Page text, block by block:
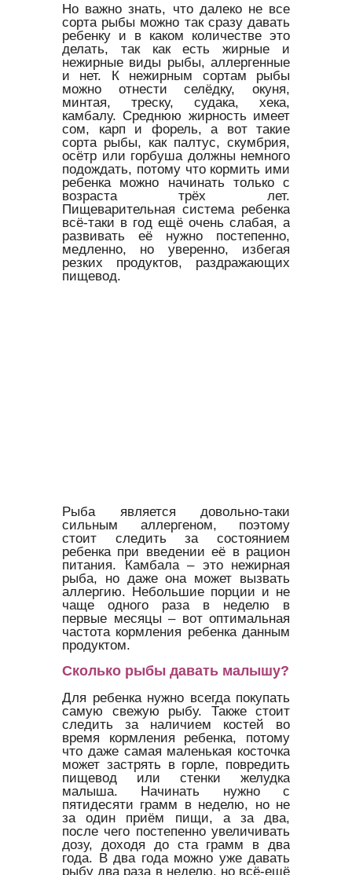
Но важно знать, что далеко не все
сорта рыбы можно так сразу давать
ребенку и в каком количестве это
делать, так как есть жирные и
нежирные виды рыбы, аллергенные
и нет. К нежирным сортам рыбы
можно отнести селёдку, окуня,
минтая, треску, судака, хека,
камбалу. Среднюю жирность имеет
сом, карп и форель, а вот такие
сорта рыбы, как палтус, скумбрия,
осётр или горбуша должны немного
подождать, потому что кормить ими
ребенка можно начинать только с
возраста трёх лет.
Пищеварительная система ребенка
всё-таки в год ещё очень слабая, а
развивать её нужно постепенно,
медленно, но уверенно, избегая
резких продуктов, раздражающих
пищевод.
Рыба является довольно-таки
сильным аллергеном, поэтому
стоит следить за состоянием
ребенка при введении её в рацион
питания. Камбала – это нежирная
рыба, но даже она может вызвать
аллергию. Небольшие порции и не
чаще одного раза в неделю в
первые месяцы – вот оптимальная
частота кормления ребенка данным
продуктом.
Сколько рыбы давать малышу?
Для ребенка нужно всегда покупать
самую свежую рыбу. Также стоит
следить за наличием костей во
время кормления ребенка, потому
что даже самая маленькая косточка
может застрять в горле, повредить
пищевод или стенки желудка
малыша. Начинать нужно с
пятидесяти грамм в неделю, но не
за один приём пищи, а за два,
после чего постепенно увеличивать
дозу, доходя до ста грамм в два
года. В два года можно уже давать
рыбу два раза в неделю, но всё-ещё